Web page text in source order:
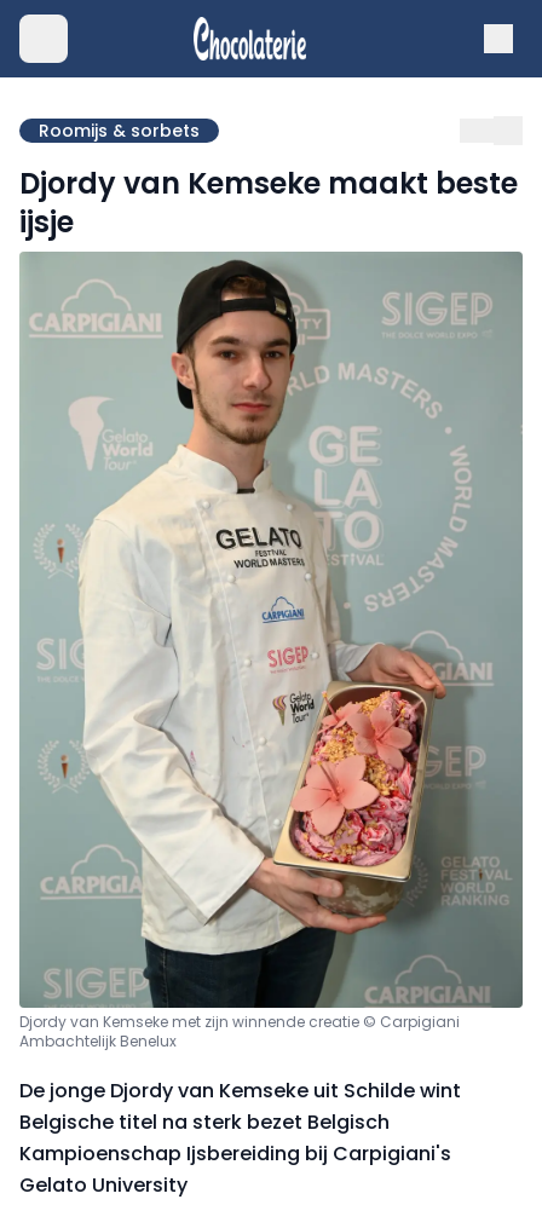
Roomijs & sorbets
Djordy van Kemseke maakt beste
ijsje
Djordy van Kemseke met zijn winnende creatie © Carpigiani
Ambachtelijk Benelux
De jonge Djordy van Kemseke uit Schilde wint
Belgische titel na sterk bezet Belgisch
Kampioenschap Ijsbereiding bij Carpigiani's
Gelato University